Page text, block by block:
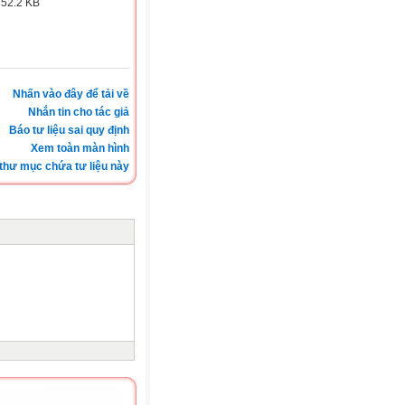
52.2 KB
Nhấn vào đây để tải về
Nhắn tin cho tác giả
Báo tư liệu sai quy định
Xem toàn màn hình
mục chứa tư liệu này